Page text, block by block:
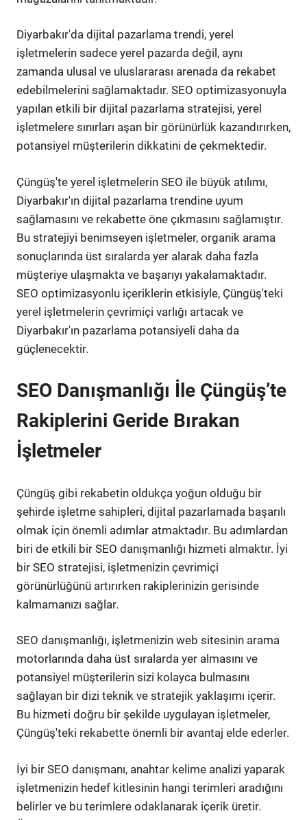
Diyarbakır'da dijital pazarlama trendi, yerel
işletmelerin sadece yerel pazarda değil, aynı
zamanda ulusal ve uluslararası arenada da rekabet
edebilmelerini sağlamaktadır. SEO optimizasyonuyla
yapılan etkili bir dijital pazarlama stratejisi, yerel
işletmelere sınırları aşan bir görünürlük kazandırırken,
potansiyel müşterilerin dikkatini de çekmektedir.
Çüngüş'te yerel işletmelerin SEO ile büyük atılımı,
Diyarbakır'ın dijital pazarlama trendine uyum
sağlamasını ve rekabette öne çıkmasını sağlamıştır.
Bu stratejiyi benimseyen işletmeler, organik arama
sonuçlarında üst sıralarda yer alarak daha fazla
müşteriye ulaşmakta ve başarıyı yakalamaktadır.
SEO optimizasyonlu içeriklerin etkisiyle, Çüngüş'teki
yerel işletmelerin çevrimiçi varlığı artacak ve
Diyarbakır'ın pazarlama potansiyeli daha da
güçlenecektir.
SEO Danışmanlığı İle Çüngüş’te
Rakiplerini Geride Bırakan
İşletmeler
Çüngüş gibi rekabetin oldukça yoğun olduğu bir
şehirde işletme sahipleri, dijital pazarlamada başarılı
olmak için önemli adımlar atmaktadır. Bu adımlardan
biri de etkili bir SEO danışmanlığı hizmeti almaktır. İyi
bir SEO stratejisi, işletmenizin çevrimiçi
görünürlüğünü artırırken rakiplerinizin gerisinde
kalmamanızı sağlar.
SEO danışmanlığı, işletmenizin web sitesinin arama
motorlarında daha üst sıralarda yer almasını ve
potansiyel müşterilerin sizi kolayca bulmasını
sağlayan bir dizi teknik ve stratejik yaklaşımı içerir.
Bu hizmeti doğru bir şekilde uygulayan işletmeler,
Çüngüş'teki rekabette önemli bir avantaj elde ederler.
İyi bir SEO danışmanı, anahtar kelime analizi yaparak
işletmenizin hedef kitlesinin hangi terimleri aradığını
belirler ve bu terimlere odaklanarak içerik üretir.